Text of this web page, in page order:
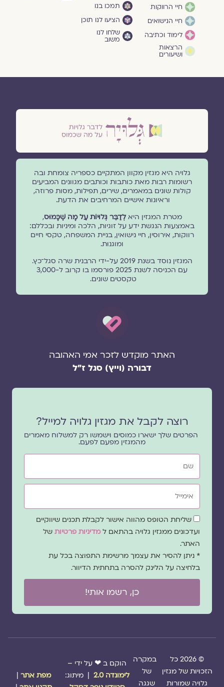
חיי הרווקות
חיי הנישואים
לימוד וכתיבה
הרצאות
ושיעורים
תמכו בנו
הציעו לנו תוכן
שלחו לנו
משוב
גלויה היא מגזין מקוון המתקיים כספריה צומחת ובה
רשומות רבות מאת כותבות וכותבים מגוונים המביעים
קולות שונים במאמרים, שירים, תפילות, מסות פרוזה,
וראיונות אישיים המרחיבים את הדעת.
מטרת המגזין היאלְדַבֵּר גְּלוּיוֹת עַל מָה שֶׁכָּמוּס,
באמצעות הנגשת ידע על זוגיות, הלכה ומיניות ובכללם:
רווקות, אירוסין, חיי נישואין, בניית המשפחה, טקסי חיים
ומוגנוּת.
המגזין נוסד בשנת 2019 על-ידי הרבנית שרה סגל־כץ.
עם הכניסה לשנת 2025 פורסמו בו קרוב ל-3,000
טקסטים שונים.
האתר מוקדש לזכר אמי האהובה
דבורה (וייץ) סגל ז"ל
רוצה לקבל את מגזין גלויה למייל?
הפרטים שלך ישארו כמוסים וישמשו רק למשלוח מאמרים
מהמגזין מפעם לפעם.
שם
אימייל
שדה
הסכמה
שליחת הטופס מהווה אישור לקבלת תכנים שיווקיים
ועדכונים ממגזין גלויה בהתאם ל מדיניות פרטיותשל
האתר.
* ניתן להסיר את עצמך מרשימת התפוצה בכל עת
בלחיצה על הלינק להסרה בתחתית הדיוור.
כן, רשמו אותי!
© 2026 כל
הזכויות של מגזין
גלויה שמורות
במקרה
של
שגגה
הוקם ב ❤ על ידי –
לימונדה 2.0
| מיתוג:
מפת אתר|